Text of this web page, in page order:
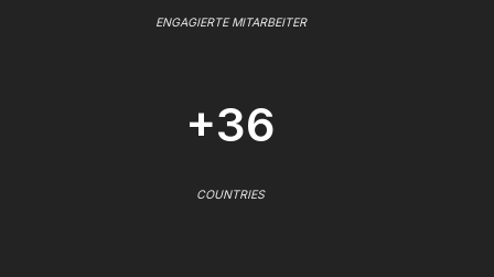
ENGAGIERTE MITARBEITER
+36
COUNTRIES